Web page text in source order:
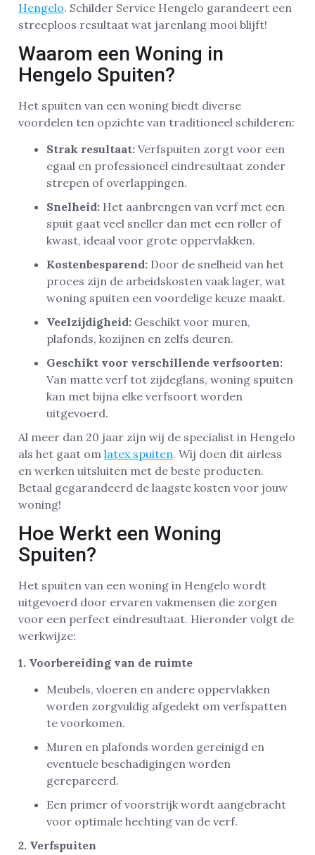
Hengelo. Schilder Service Hengelo garandeert een
streeploos resultaat wat jarenlang mooi blijft!
Waarom een Woning in
Hengelo Spuiten?
Het spuiten van een woning biedt diverse
voordelen ten opzichte van traditioneel schilderen:
Strak resultaat: Verfspuiten zorgt voor een
egaal en professioneel eindresultaat zonder
strepen of overlappingen.
Snelheid: Het aanbrengen van verf met een
spuit gaat veel sneller dan met een roller of
kwast, ideaal voor grote oppervlakken.
Kostenbesparend: Door de snelheid van het
proces zijn de arbeidskosten vaak lager, wat
woning spuiten een voordelige keuze maakt.
Veelzijdigheid: Geschikt voor muren,
plafonds, kozijnen en zelfs deuren.
Geschikt voor verschillende verfsoorten:
Van matte verf tot zijdeglans, woning spuiten
kan met bijna elke verfsoort worden
uitgevoerd.
Al meer dan 20 jaar zijn wij de specialist in Hengelo
als het gaat om latex spuiten. Wij doen dit airless
en werken uitsluiten met de beste producten.
Betaal gegarandeerd de laagste kosten voor jouw
woning!
Hoe Werkt een Woning
Spuiten?
Het spuiten van een woning in Hengelo wordt
uitgevoerd door ervaren vakmensen die zorgen
voor een perfect eindresultaat. Hieronder volgt de
werkwijze:
1. Voorbereiding van de ruimte
Meubels, vloeren en andere oppervlakken
worden zorgvuldig afgedekt om verfspatten
te voorkomen.
Muren en plafonds worden gereinigd en
eventuele beschadigingen worden
gerepareerd.
Een primer of voorstrijk wordt aangebracht
voor optimale hechting van de verf.
2. Verfspuiten